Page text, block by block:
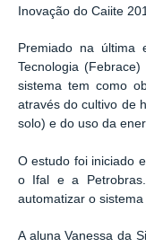
Inovação do Caiite
Premiado na última
Tecnologia
sistema tem como
através do cultivo de
solo) e do uso da
O estudo foi iniciado
o Ifal e a
automatizar o
A aluna Vanessa da